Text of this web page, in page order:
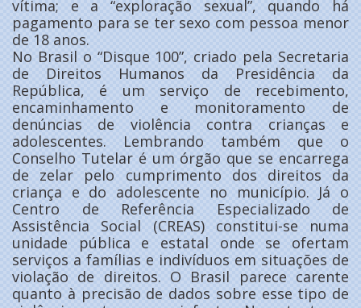
vítima; e a “exploração sexual”, quando há
pagamento para se ter sexo com pessoa menor
de 18 anos.
No Brasil o “Disque 100”, criado pela Secretaria
de Direitos Humanos da Presidência da
República, é um serviço de recebimento,
encaminhamento e monitoramento de
denúncias de violência contra crianças e
adolescentes. Lembrando também que o
Conselho Tutelar é um órgão que se encarrega
de zelar pelo cumprimento dos direitos da
criança e do adolescente no município. Já o
Centro de Referência Especializado de
Assistência Social (CREAS) constitui-se numa
unidade pública e estatal onde se ofertam
serviços a famílias e indivíduos em situações de
violação de direitos. O Brasil parece carente
quanto à precisão de dados sobre esse tipo de